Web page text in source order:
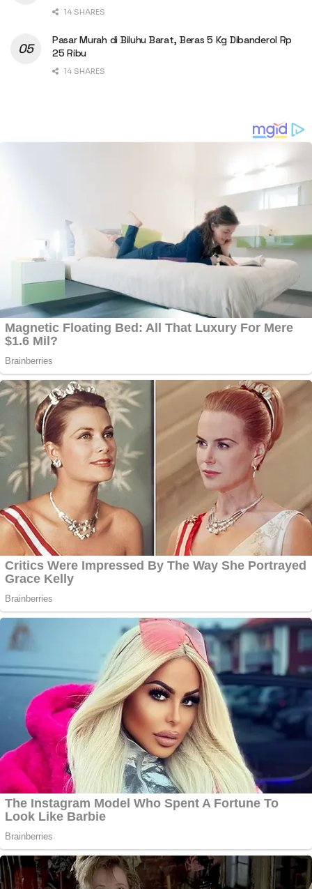
14 SHARES
Pasar Murah di Biluhu Barat, Beras 5 Kg Dibanderol Rp
25 Ribu
14 SHARES